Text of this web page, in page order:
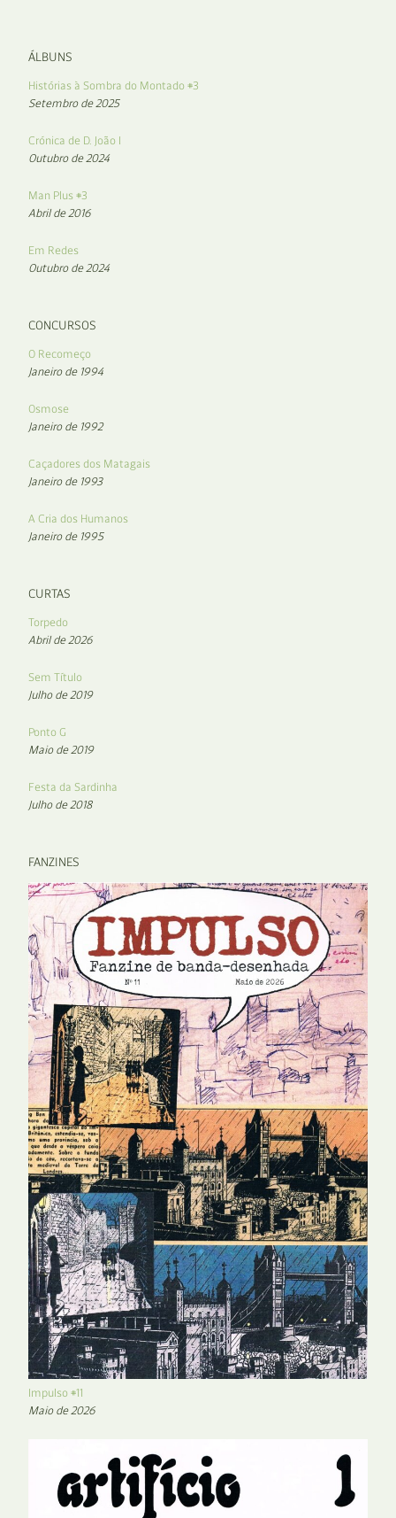
ÁLBUNS
Histórias à Sombra do Montado #3
Setembro de 2025
Crónica de D. João I
Outubro de 2024
Man Plus #3
Abril de 2016
Em Redes
Outubro de 2024
CONCURSOS
O Recomeço
Janeiro de 1994
Osmose
Janeiro de 1992
Caçadores dos Matagais
Janeiro de 1993
A Cria dos Humanos
Janeiro de 1995
CURTAS
Torpedo
Abril de 2026
Sem Título
Julho de 2019
Ponto G
Maio de 2019
Festa da Sardinha
Julho de 2018
FANZINES
Impulso #11
Maio de 2026